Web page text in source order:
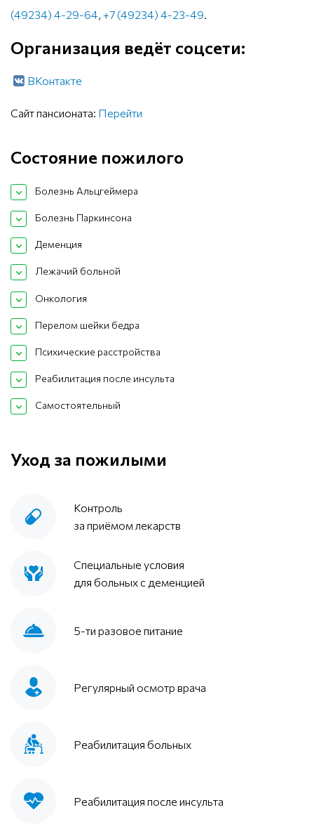
(49234) 4-29-64, +7 (49234) 4-23-49
Организация ведёт соцсети:
ВКонтакте
Сайт пансионата: Перейти
Состояние пожилого
Болезнь Альцгеймера
Болезнь Паркинсона
Деменция
Лежачий больной
Онкология
Перелом шейки бедра
Психические расстройства
Реабилитация после инсульта
Самостоятельный
Уход за пожилыми
Контроль
за приёмом лекарств
Специальные условия
для больных с деменцией
5-ти разовое питание
Регулярный осмотр врача
Реабилитация больных
Реабилитация после инсульта